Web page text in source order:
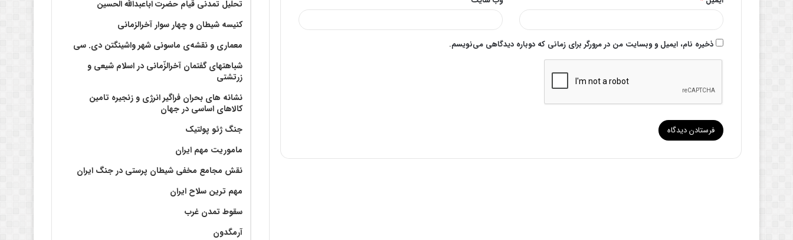
ذخیره نام، ایمیل و وبسایت من در مرورگر برای زمانی که دوباره دیدگاهی می‌نویسم.
تحلیل تمدنی قیام حضرت اباعبدالله الحسین
کنیسه شیطان و چهار سوار آخرالزمانی
معماری و نقشه‌ی ماسونی شهر واشينگتن دی. سی
شباهتهای گفتمان آخر‌الزّمانی در اسلام شیعی و
زرتشتی
نشانه های بحران فراگیر انرژی و زنجیره تامین
کالاهای اساسی در جهان
جنگ ژئو پولتیک
ماموریت مهم ایران
نقش مجامع مخفی شیطان پرستی در جنگ ایران
مهم ترین سلاح ایران
سقوط تمدن غرب
آرمگدون